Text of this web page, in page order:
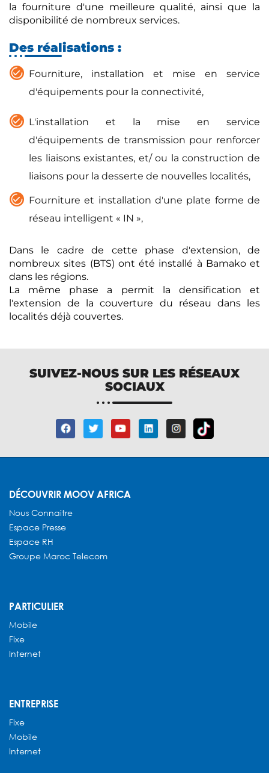
la fourniture d'une meilleure qualité, ainsi que la
disponibilité de nombreux services.
Des réalisations :
Fourniture, installation et mise en service
d'équipements pour la connectivité,
L'installation et la mise en service
d'équipements de transmission pour renforcer
les liaisons existantes, et/ ou la construction de
liaisons pour la desserte de nouvelles localités,
Fourniture et installation d'une plate forme de
réseau intelligent « IN »,
Dans le cadre de cette phase d'extension, de
nombreux sites (BTS) ont été installé à Bamako et
dans les régions.
La même phase a permit la densification et
l'extension de la couverture du réseau dans les
localités déjà couvertes.
SUIVEZ-NOUS SUR LES RÉSEAUX
SOCIAUX
DÉCOUVRIR MOOV AFRICA
Nous Connaitre
Espace Presse
Espace RH
Groupe Maroc Telecom
PARTICULIER
Mobile
Fixe
Internet
ENTREPRISE
Fixe
Mobile
Internet